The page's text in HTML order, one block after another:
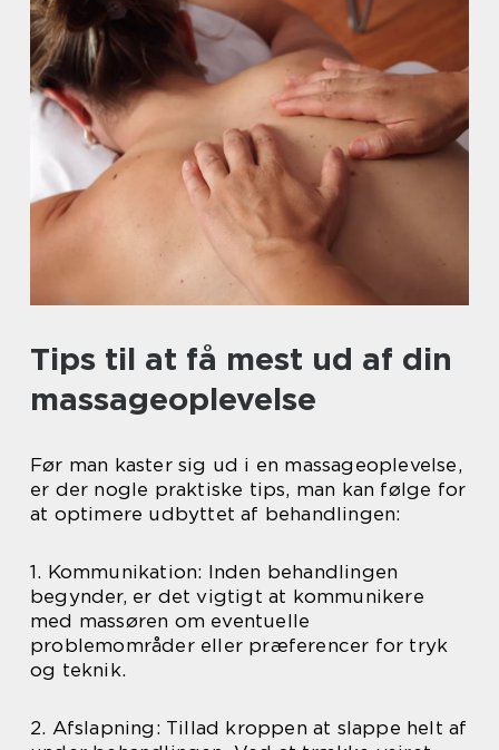
Tips til at få mest ud af din
massageoplevelse
Før man kaster sig ud i en massageoplevelse,
er der nogle praktiske tips, man kan følge for
at optimere udbyttet af behandlingen:
1. Kommunikation: Inden behandlingen
begynder, er det vigtigt at kommunikere
med massøren om eventuelle
problemområder eller præferencer for tryk
og teknik.
2. Afslapning: Tillad kroppen at slappe helt af